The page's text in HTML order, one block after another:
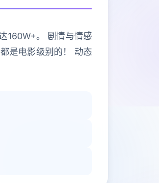
160W+。 剧情与情感
是电影级别的！ 动态